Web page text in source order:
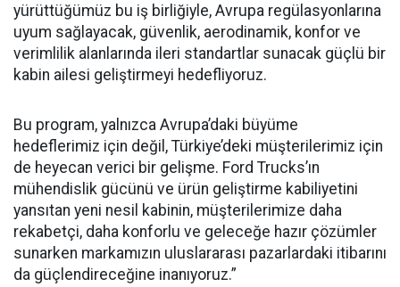
yürüttüğümüz bu iş birliğiyle, Avrupa regülasyonlarına
uyum sağlayacak, güvenlik, aerodinamik, konfor ve
verimlilik alanlarında ileri standartlar sunacak güçlü bir
kabin ailesi geliştirmeyi hedefliyoruz.
Bu program, yalnızca Avrupa’daki büyüme
hedeflerimiz için değil, Türkiye’deki müşterilerimiz için
de heyecan verici bir gelişme. Ford Trucks’ın
mühendislik gücünü ve ürün geliştirme kabiliyetini
yansıtan yeni nesil kabinin, müşterilerimize daha
rekabetçi, daha konforlu ve geleceğe hazır çözümler
sunarken markamızın uluslararası pazarlardaki itibarını
da güçlendireceğine inanıyoruz.”